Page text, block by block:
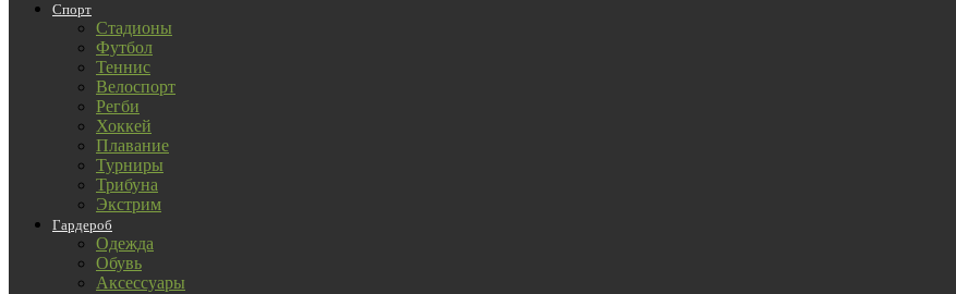
Спорт
Стадионы
Футбол
Теннис
Велоспорт
Регби
Хоккей
Плавание
Турниры
Трибуна
Экстрим
Гардероб
Одежда
Обувь
Аксессуары